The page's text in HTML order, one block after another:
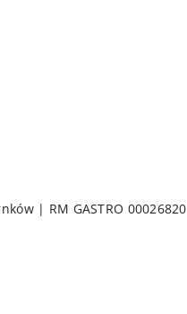
| RM GASTRO 00026820